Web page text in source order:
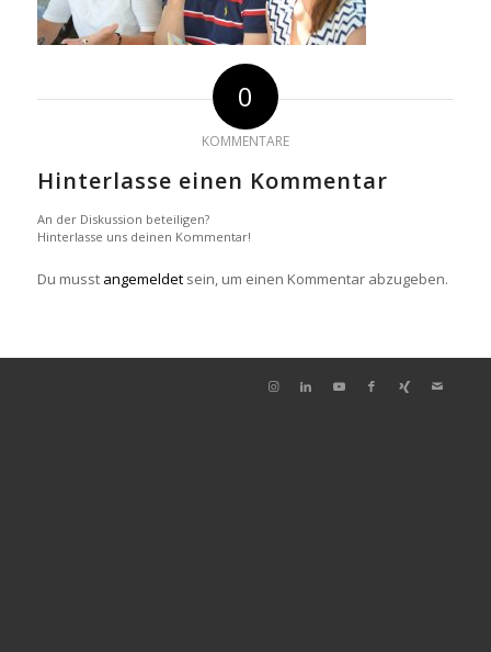
0
KOMMENTARE
Hinterlasse einen Kommentar
An der Diskussion beteiligen?
Hinterlasse uns deinen Kommentar!
Du musst angemeldetsein, um einen Kommentar abzugeben.